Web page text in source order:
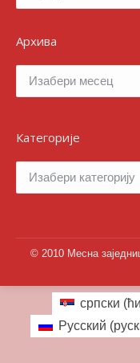
Архива
Категорије
© 2010 Месна
српски
Русский (